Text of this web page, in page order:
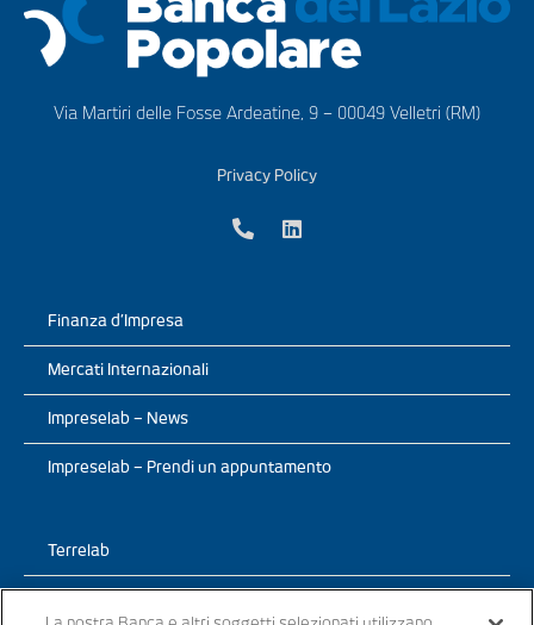
Via Martiri delle Fosse Ardeatine, 9 – 00049 Velletri (RM)
Privacy Policy
Finanza d’Impresa
Mercati Internazionali
Impreselab – News
Impreselab – Prendi un appuntamento
Terrelab